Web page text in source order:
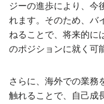
ジーの進歩により、今
れます。そのため、バ
ねることで、将来的に
のポジションに就く可
さらに、海外での業務
触れることで、自己成